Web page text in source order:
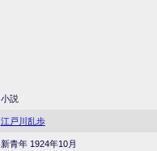
小説
江戸川乱歩
新青年 1924年10月